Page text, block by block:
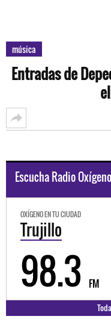
música
Entradas de
Escucha Radio
OXÍGENO EN TU CIUDAD
Trujillo
98.3 FM